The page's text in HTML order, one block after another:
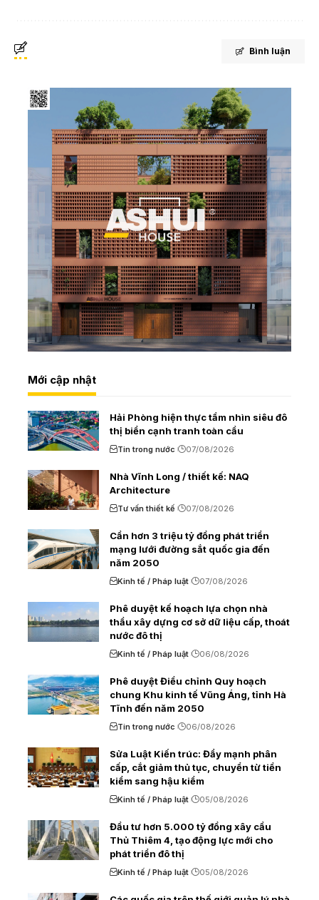
Bình luận
Mới cập nhật
Hải Phòng hiện thực tầm nhìn siêu đô
thị biển cạnh tranh toàn cầu
Tin trong nước 07/08/2026
Nhà Vĩnh Long / thiết kế: NAQ
Architecture
Tư vấn thiết kế 07/08/2026
Cần hơn 3 triệu tỷ đồng phát triển
mạng lưới đường sắt quốc gia đến
năm 2050
Kinh tế / Pháp luật 07/08/2026
Phê duyệt kế hoạch lựa chọn nhà
thầu xây dựng cơ sở dữ liệu cấp, thoát
nước đô thị
Kinh tế / Pháp luật 06/08/2026
Phê duyệt Điều chỉnh Quy hoạch
chung Khu kinh tế Vũng Áng, tỉnh Hà
Tĩnh đến năm 2050
Tin trong nước 06/08/2026
Sửa Luật Kiến trúc: Đẩy mạnh phân
cấp, cắt giảm thủ tục, chuyển từ tiền
kiểm sang hậu kiểm
Kinh tế / Pháp luật 05/08/2026
Đầu tư hơn 5.000 tỷ đồng xây cầu
Thủ Thiêm 4, tạo động lực mới cho
phát triển đô thị
Kinh tế / Pháp luật 05/08/2026